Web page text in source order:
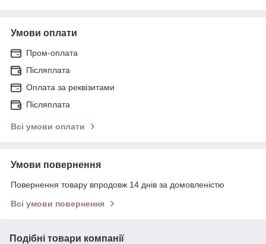
Умови оплати
Пром-оплата
Післяплата
Оплата за реквізитами
Післяплата
Всі умови оплати
Умови повернення
Повернення товару впродовж 14 днів за домовленістю
Всі умови повернення
Подібні товари компанії